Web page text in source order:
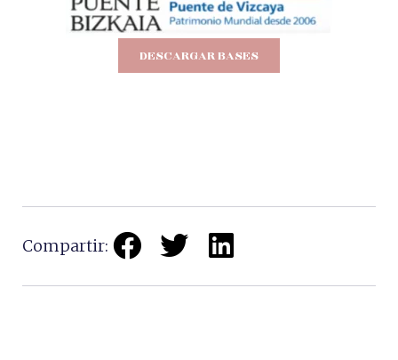
DESCARGAR BASES
Compartir: